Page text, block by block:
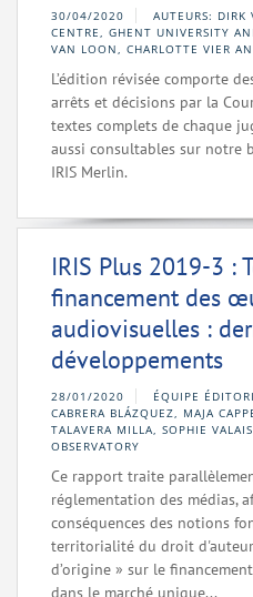
30/04/2020
AUTEURS: DIRK
CENTRE, GHENT UNIVERSITY
VAN LOON, CHARLOTTE VIER
L’édition révisée comporte
arrêts et décisions par la
textes complets de chaque
aussi consultables sur notre
IRIS Merlin.
IRIS Plus 2019-3 :
financement des
audiovisuelles :
développements
28/01/2020
ÉQUIPE
CABRERA BLÁZQUEZ, MAJA
TALAVERA MILLA, SOPHIE
OBSERVATORY
Ce rapport traite
réglementation des médias,
conséquences des notions
territorialité du droit
d’origine » sur le
dans le marché unique...